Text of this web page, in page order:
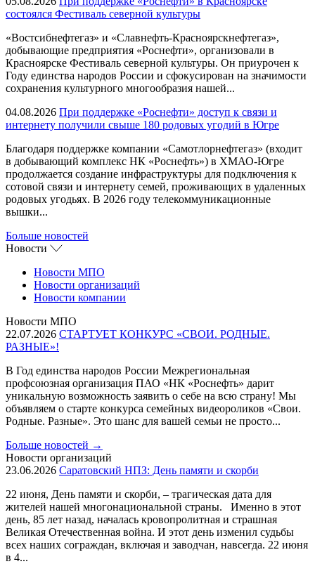
состоялся Фестиваль северной культуры
«Востсибнефтегаз» и «Славнефть-Красноярскнефтегаз»,
добывающие предприятия «Роснефти», организовали в
Красноярске Фестиваль северной культуры. Он приурочен к
Году единства народов России и сфокусирован на значимости
сохранения культурного многообразия нашей...
04.08.2026 При поддержке «Роснефти» доступ к связи и
интернету получили свыше 180 родовых угодий в Югре
Благодаря поддержке компании «Самотлорнефтегаз» (входит
в добывающий комплекс НК «Роснефть») в ХМАО-Югре
продолжается создание инфраструктуры для подключения к
сотовой связи и интернету семей, проживающих в удаленных
родовых угодьях. В 2026 году телекоммуникационные
вышки...
Больше новостей
Новости
Новости МПО
Новости организаций
Новости компании
Новости МПО
22.07.2026 СТАРТУЕТ КОНКУРС «СВОИ. РОДНЫЕ.
РАЗНЫЕ»!
В Год единства народов России Межрегиональная
профсоюзная организация ПАО «НК «Роснефть» дарит
уникальную возможность заявить о себе на всю страну! Мы
объявляем о старте конкурса семейных видеороликов «Свои.
Родные. Разные». Это шанс для вашей семьи не просто...
Больше новостей →
Новости организаций
23.06.2026 Саратовский НПЗ: День памяти и скорби
22 июня, День памяти и скорби, – трагическая дата для
жителей нашей многонациональной страны. Именно в этот
день, 85 лет назад, началась кровопролитная и страшная
Великая Отечественная война. И этот день изменил судьбы
всех наших сограждан, включая и заводчан, навсегда. 22 июня
в 4...